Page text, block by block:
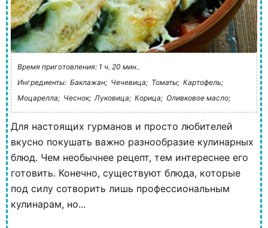
Время приготовления: 1 ч. 20 мин..
Ингредиенты: Баклажан; Чечевица; Томаты; Картофель;
Моцарелла; Чеснок; Луковица; Корица; Оливковое масло;
Для настоящих гурманов и просто любителей
вкусно покушать важно разнообразие кулинарных
блюд. Чем необычнее рецепт, тем интереснее его
готовить. Конечно, существуют блюда, которые
под силу сотворить лишь профессиональным
кулинарам, но...